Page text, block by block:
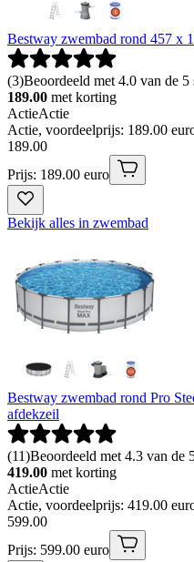
Bestway zwembad rond 457 x
(3)Beoordeeld met 4.0 van de
189.00 met korting
ActieActie
Actie, voordeelprijs: 189.00
189.00
Prijs: 189.00 euro
Bekijk alles in zwembad
Bestway zwembad rond Pro
afdekzeil
(11)Beoordeeld met 4.3 van de
419.00 met korting
ActieActie
Actie, voordeelprijs: 419.00
599.00
Prijs: 599.00 euro